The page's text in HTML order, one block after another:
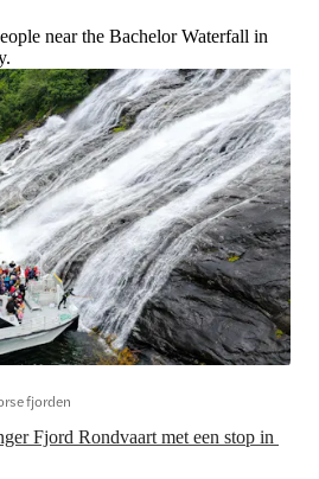
near the Bachelor Waterfall in
Fjord Rondvaart met een stop in
fjorden